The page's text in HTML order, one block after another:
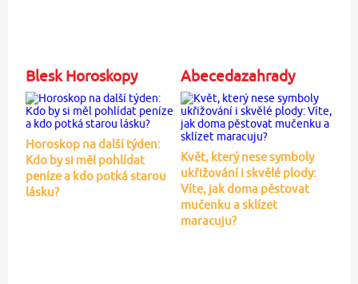
Blesk Horoskopy
Horoskop na další týden:
Kdo by si měl pohlídat
peníze a kdo potká starou
lásku?
Abecedazahrady
Květ, který nese symboly
ukřižování i skvělé plody:
Víte, jak doma pěstovat
mučenku a sklízet
maracuju?